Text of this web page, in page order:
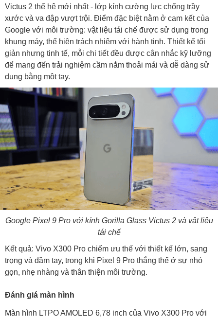
Victus 2 thế hệ mới nhất - lớp kính cường lực chống trầy
xước và va đập vượt trội. Điểm đặc biệt nằm ở cam kết của
Google với môi trường: vật liệu tái chế được sử dụng trong
khung máy, thể hiện trách nhiệm với hành tinh. Thiết kế tối
giản nhưng tinh tế, mỗi chi tiết đều được cân nhắc kỹ lưỡng
để mang đến trải nghiệm cầm nắm thoải mái và dễ dàng sử
dụng bằng một tay.
Google Pixel 9 Pro với kính Gorilla Glass Victus 2 và vật liệu
tái chế
Kết quả: Vivo X300 Pro chiếm ưu thế với thiết kế lớn, sang
trọng và đầm tay, trong khi Pixel 9 Pro thắng thế ở sự nhỏ
gọn, nhẹ nhàng và thân thiện môi trường.
Đánh giá màn hình
Màn hình LTPO AMOLED 6,78 inch của Vivo X300 Pro với